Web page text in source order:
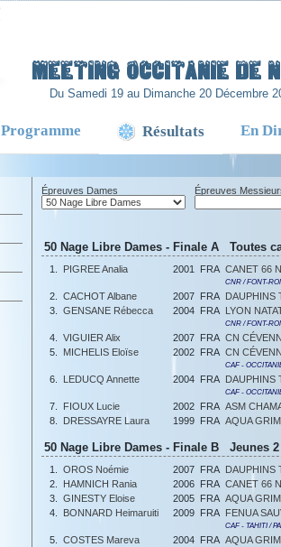
Meeting Occitanie de
Du Samedi 19 au Dimanche 20 Décembre
Programme Résultats En
Épreuves Dames Épreuves
50 Nage Libre Dames - Finale A Toutes
1. PIGREE Analia 2001 FRA CANET 66
CNR / FONT-
2. CACHOT Albane 2007 FRA DAUPHINS
3.
GENSANE Rébecca 2004 FRA LYON
CNR / FONT-
4. VIGUIER Alix 2007 FRA CN
5.
MICHELIS Eloïse 2002 FRA CN
CAF -
6. LEDUCQ Annette 2004 FRA DAUPHINS
CAF -
7. FIOUX Lucie 2002 FRA ASM
8.
DRESSAYRE Laura 1999 FRA AQUA
50 Nage Libre Dames - Finale B Jeunes
1. OROS Noémie 2007 FRA DAUPHINS
2.
HAMNICH Rania 2006 FRA CANET 66
3.
GINESTY Eloise 2005 FRA AQUA
4.
BONNARD Heimaruiti 2009 FRA FENUA
CAF - TAHITI /
5. COSTES Mareva 2004 FRA AQUA